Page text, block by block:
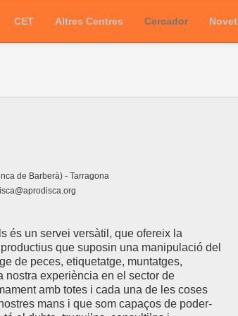
CET Altres Centres Cercador
de Barberà) - Tarragona
és un servei versàtil, que ofereix la
que suposin una manipulació del
de peces, etiquetatge, muntatges,
experiència en el sector de
amb totes i cada una de les coses
mans i que som capaços de poder-